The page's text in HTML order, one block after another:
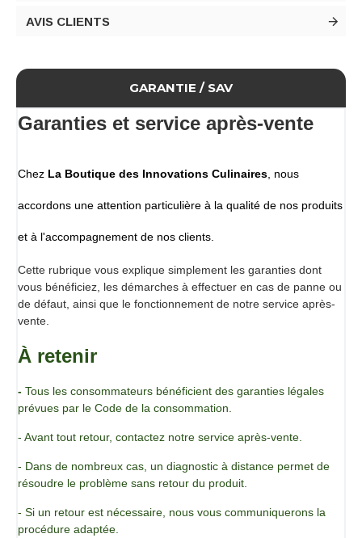
AVIS CLIENTS
GARANTIE / SAV
Garanties et service après-vente
Chez La Boutique des Innovations Culinaires , nous
accordons une attention particulière à la qualité de nos produits
et à l'accompagnement de nos clients.
Cette rubrique vous explique simplement les garanties dont
vous bénéficiez, les démarches à effectuer en cas de panne ou
de défaut, ainsi que le fonctionnement de notre service après-
vente.
À retenir
- Tous les consommateurs bénéficient des garanties légales
prévues par le Code de la consommation.
- Avant tout retour, contactez notre service après-vente.
- Dans de nombreux cas, un diagnostic à distance permet de
résoudre le problème sans retour du produit.
- Si un retour est nécessaire, nous vous communiquerons la
procédure adaptée.